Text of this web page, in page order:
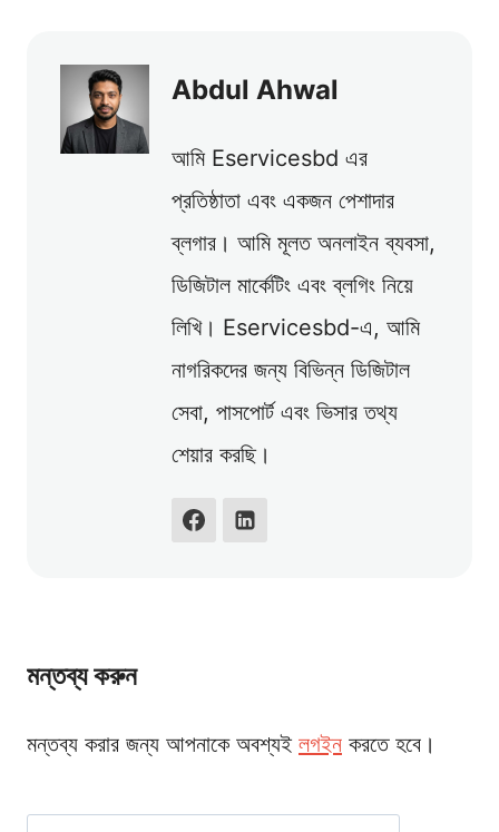
Abdul Ahwal
আমি Eservicesbd এর
প্রতিষ্ঠাতা এবং একজন পেশাদার
ব্লগার। আমি মূলত অনলাইন ব্যবসা,
ডিজিটাল মার্কেটিং এবং ব্লগিং নিয়ে
লিখি। Eservicesbd-এ, আমি
নাগরিকদের জন্য বিভিন্ন ডিজিটাল
সেবা, পাসপোর্ট এবং ভিসার তথ্য
শেয়ার করছি।
মন্তব্য করুন
মন্তব্য করার জন্য আপনাকে অবশ্যই লগইন করতে হবে।